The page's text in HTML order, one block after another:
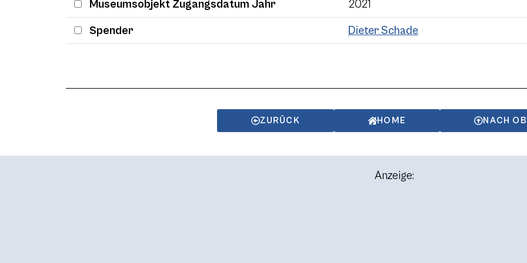
Museumsobjekt Zugangsdatum Jahr 2021
Spender Dieter Schade
ZURÜCK HOME NACH
Anzeige: